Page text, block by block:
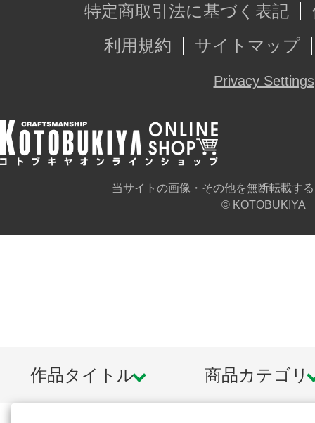
特定商取引法に基づく表記
利用規約
サイトマップ
Privacy Settings
当サイトの画像・その他を無断転載す
© KOTOBUKIYA
作品タイトル 商品カテゴリ